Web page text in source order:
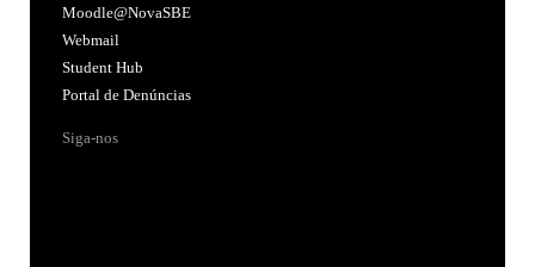
Moodle@NovaSBE
Webmail
Student Hub
Portal de Denúncias
Siga-nos